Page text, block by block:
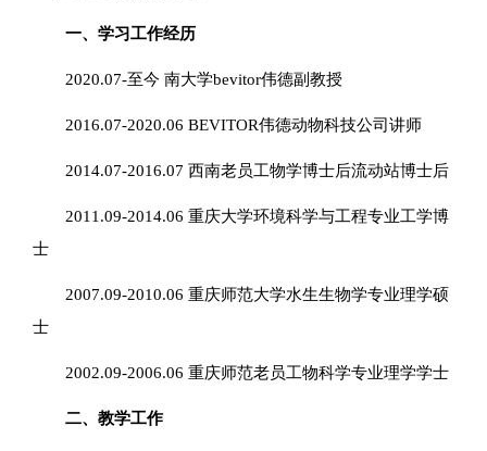
一、学习工作经历
2020.07-至今 南大学bevitor伟德副教授
2016.07-2020.06 BEVITOR伟德动物科技公司讲师
2014.07-2016.07 西南老员工物学博士后流动站博士后
2011.09-2014.06 重庆大学环境科学与工程专业工学博
士
2007.09-2010.06 重庆师范大学水生生物学专业理学硕
士
2002.09-2006.06 重庆师范老员工物科学专业理学学士
二、教学工作